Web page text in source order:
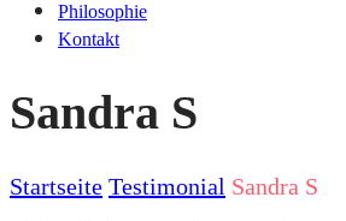
Philosophie
Kontakt
Sandra S
Startseite Testimonial Sandra S